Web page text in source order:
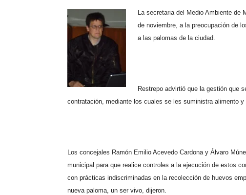
La secretaria del Medio Ambiente de
de noviembre, a la preocupación de
a las palomas de la ciudad.
Restrepo advirtió que la gestión que
contratación, mediante los cuales se les suministra alimento
Los concejales Ramón Emilio Acevedo Cardona y Álvaro
municipal para que realice controles a la ejecución de estos
con prácticas indiscriminadas en la recolección de huevos
nueva paloma, un ser vivo, dijeron.